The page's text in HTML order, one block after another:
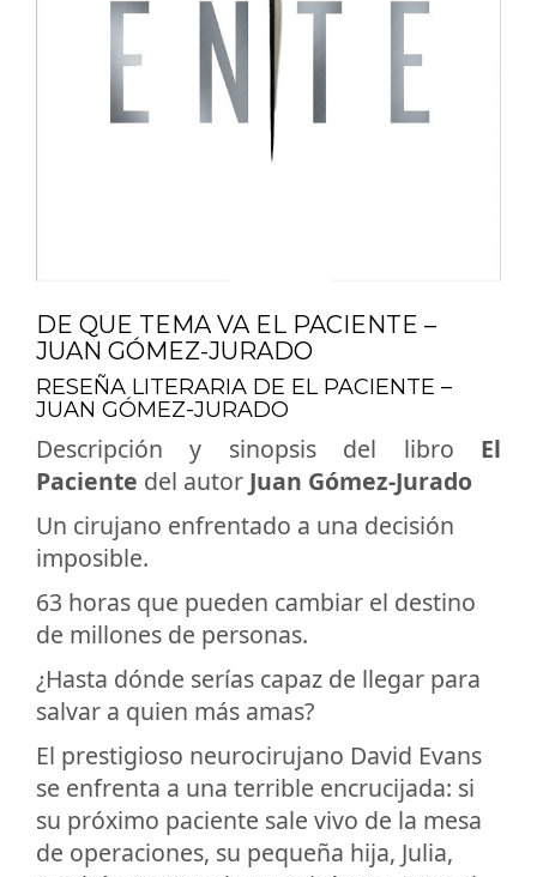
DE QUE TEMA VA EL PACIENTE –
JUAN GÓMEZ-JURADO
RESEÑA LITERARIA DE EL PACIENTE –
JUAN GÓMEZ-JURADO
Descripción y sinopsis del libro El
Paciente del autor Juan Gómez-Jurado
Un cirujano enfrentado a una decisión
imposible.
63 horas que pueden cambiar el destino
de millones de personas.
¿Hasta dónde serías capaz de llegar para
salvar a quien más amas?
El prestigioso neurocirujano David Evans
se enfrenta a una terrible encrucijada: si
su próximo paciente sale vivo de la mesa
de operaciones, su pequeña hija, Julia,